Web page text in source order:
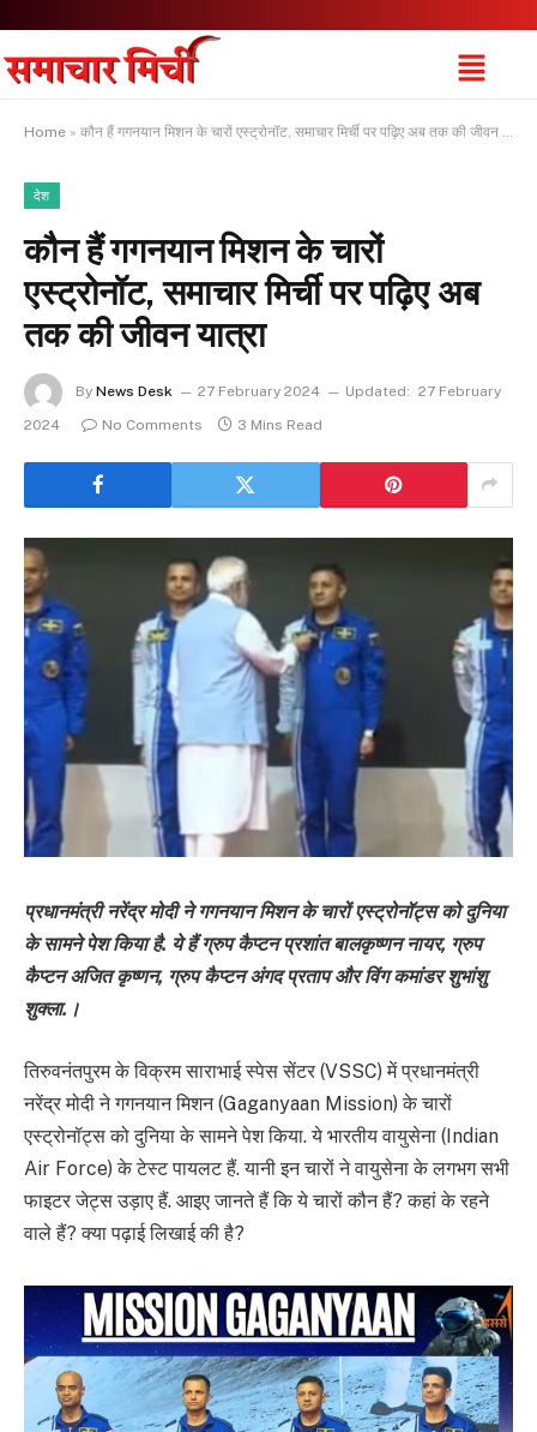
Home » कौन हैं गगनयान मिशन के चारों एस्ट्रोनॉट, समाचार मिर्ची पर पढ़िए अब तक की जीवन यात्रा
देश
कौन हैं गगनयान मिशन के चारों
एस्ट्रोनॉट, समाचार मिर्ची पर पढ़िए अब
तक की जीवन यात्रा
By News Desk 27 February 2024 Updated: 27 February
2024
No Comments 3 Mins Read
प्रधानमंत्री नरेंद्र मोदी ने गगनयान मिशन के चारों एस्ट्रोनॉट्स को दुनिया
के सामने पेश किया है. ये हैं ग्रुप कैप्टन प्रशांत बालकृष्णन नायर, ग्रुप
कैप्टन अजित कृष्णन, ग्रुप कैप्टन अंगद प्रताप और विंग कमांडर शुभांशु
शुक्ला.।
तिरुवनंतपुरम के विक्रम साराभाई स्पेस सेंटर (VSSC) में प्रधानमंत्री
नरेंद्र मोदी ने गगनयान मिशन (Gaganyaan Mission) के चारों
एस्ट्रोनॉट्स को दुनिया के सामने पेश किया. ये भारतीय वायुसेना (Indian
Air Force) के टेस्ट पायलट हैं. यानी इन चारों ने वायुसेना के लगभग सभी
फाइटर जेट्स उड़ाए हैं. आइए जानते हैं कि ये चारों कौन हैं? कहां के रहने
वाले हैं? क्या पढ़ाई लिखाई की है?